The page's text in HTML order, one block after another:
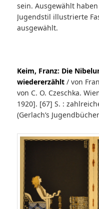
sein. Ausgewählt
Jugendstil illustrierte
ausgewählt.
Keim, Franz: Die
wiedererzählt/ von
von C. O. Czeschka.
1920]. [67] S. :
(Gerlach’s